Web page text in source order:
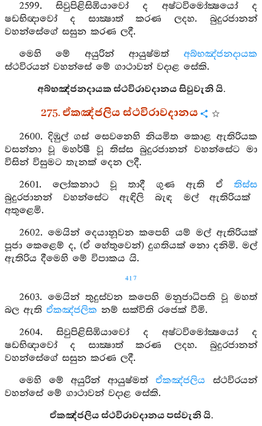
2599. සිවුපිළිසිඹියාවෝ ද අෂ්ටවිමෝක්‍ෂයෝ ද
ෂඩභිඥාවෝ ද සාක්‍ෂාත් කරණ ලදහ. බුදුරජානන්
වහන්සේගේ සසුන කරණ ලදී.
මෙහි මේ අයුරින් ආයුෂ්මත් අබ්භඤ්ජනදායක
ස්ථවිරයන් වහන්සේ මේ ගාථාවන් වදාළ සේකි.
අබ්භඤ්ජනදායක ස්ථවිරාවදානය සිවුවැනි යි.
275. ඒකඤ්ජලිය ස්ථවිරාවදානය
2600. දිඹුල් ගස් සෙවනෙහි නියමිත කොළ ඇතිරියක
වසන්නා වූ මහර්ෂී වූ තිස්ස බුදුරජානන් වහන්සේට මා
විසින් විසුමට තැනක් දෙන ලදී.
2601. ලෝකනාථ වූ තාදී ගුණ ඇති ඒ තිස්ස
බුදුරජානන් වහන්සේට ඇඳිලි බැඳ මල් ඇතිරියක්
අතුළෙමි.
2602. මෙයින් දෙයානූවන කපෙහි යම් මල් ඇතිරියක්
පූජා කෙළෙම් ද, (ඒ හේතුවෙන්) දුගතියක් නො දනිමි. මල්
ඇතිරිය දීමෙහි මේ විපාකය යි.
417
2603. මෙයින් තුදුස්වන කපෙහි මනුජාධිපති වූ මහත්
බල ඇති ඒකඤ්ජලික නම් සක්විති රජෙක් වීමි.
2604. සිවුපිළිසිඹියාවෝ ද අෂ්ටවිමෝක්‍ෂයෝ ද
ෂඩභිඥාවෝ ද සාක්‍ෂාත් කරණ ලදහ. බුදුරජානන්
වහන්සේගේ සසුන කරණ ලදී.
මෙහි මේ අයුරින් ආයුෂ්මත්ඒකඤ්ජලිය ස්ථවිරයන්
වහන්සේ මේ ගාථාවන් වදාළ සේකි.
ඒකඤ්ජලිය ස්ථවිරාවදානය පස්වැනි යි.